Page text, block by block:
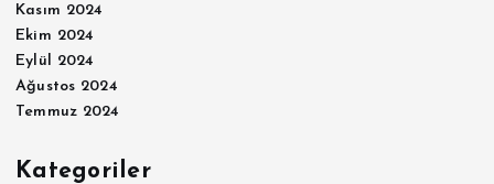
Kasım 2024
Ekim 2024
Eylül 2024
Ağustos 2024
Temmuz 2024
Kategoriler